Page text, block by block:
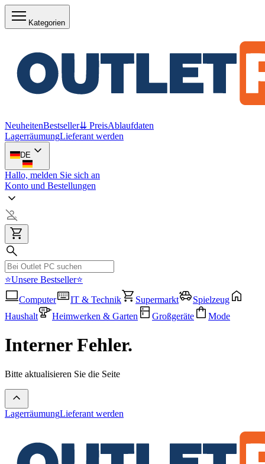
Kategorien
NeuheitenBestseller⇊ PreisAblaufdaten
LagerräumungLieferant werden
DE
Hallo, melden Sie sich an
Konto und Bestellungen
⭐Unsere Bestseller⭐
Computer
IT & Technik Supermarkt
Spielzeug
Haushalt
Heimwerken & Garten Großgeräte Mode
Interner Fehler.
Bitte aktualisieren Sie die Seite
LagerräumungLieferant werden